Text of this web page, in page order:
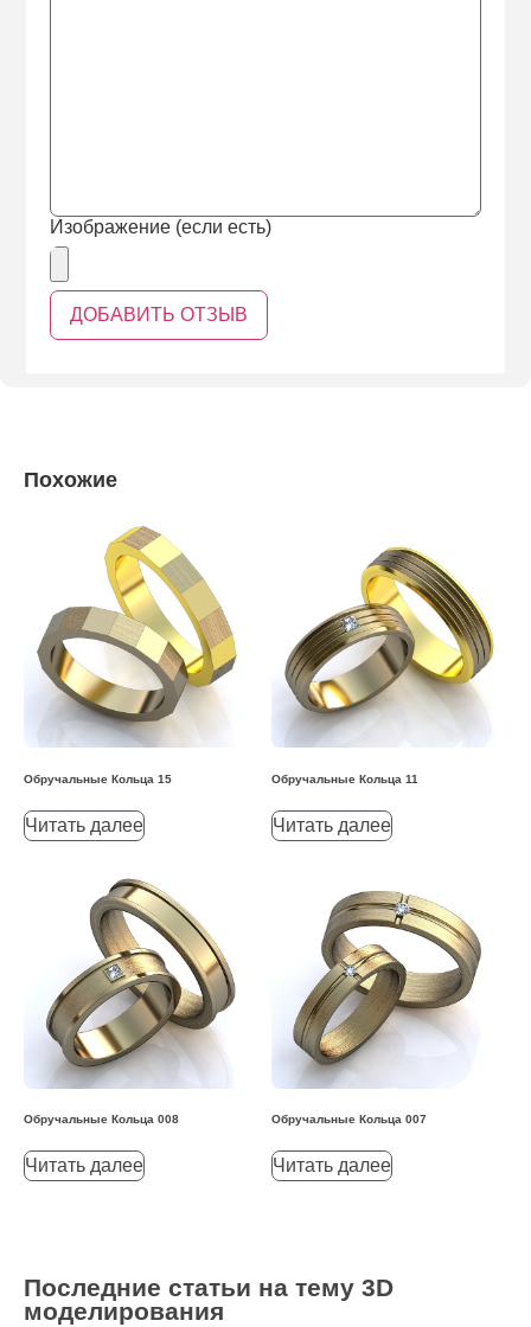
Изображение (если есть)
Похожие
Обручальные Кольца 15
Читать далее
Обручальные Кольца 11
Читать далее
Обручальные Кольца 008
Читать далее
Обручальные Кольца 007
Читать далее
Последние статьи на тему 3D
моделирования